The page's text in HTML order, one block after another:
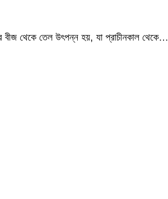
বীজ থেকে তেল উৎপন্ন হয়, যা প্রাচীনকাল থেকে…